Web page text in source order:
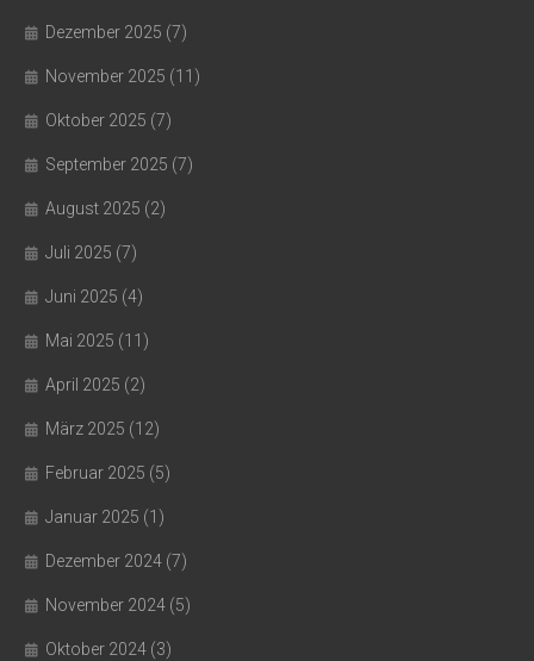
Dezember 2025 (7)
November 2025 (11)
Oktober 2025 (7)
September 2025 (7)
August 2025 (2)
Juli 2025 (7)
Juni 2025 (4)
Mai 2025 (11)
April 2025 (2)
März 2025 (12)
Februar 2025 (5)
Januar 2025 (1)
Dezember 2024 (7)
November 2024 (5)
Oktober 2024 (3)